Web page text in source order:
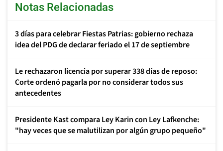
Notas Relacionadas
3 días para celebrar Fiestas Patrias: gobierno rechaza
idea del PDG de declarar feriado el 17 de septiembre
Le rechazaron licencia por superar 338 días de reposo:
Corte ordenó pagarla por no considerar todos sus
antecedentes
Presidente Kast compara Ley Karin con Ley Lafkenche:
"hay veces que se malutilizan por algún grupo pequeño"